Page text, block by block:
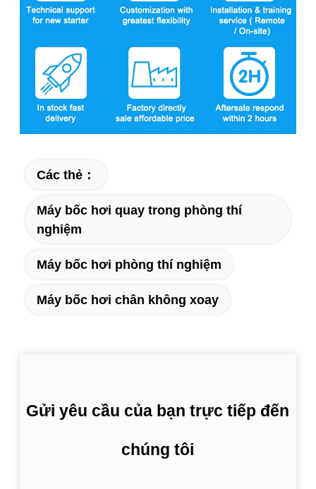
Các thẻ：
Máy bốc hơi quay trong phòng thí
nghiệm
Máy bốc hơi phòng thí nghiệm
Máy bốc hơi chân không xoay
Gửi yêu cầu của bạn trực tiếp đến
chúng tôi